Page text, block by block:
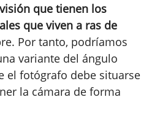
que tienen los
que viven a ras de
Por tanto, podríamos
variante del ángulo
el fotógrafo debe situarse
la cámara de forma